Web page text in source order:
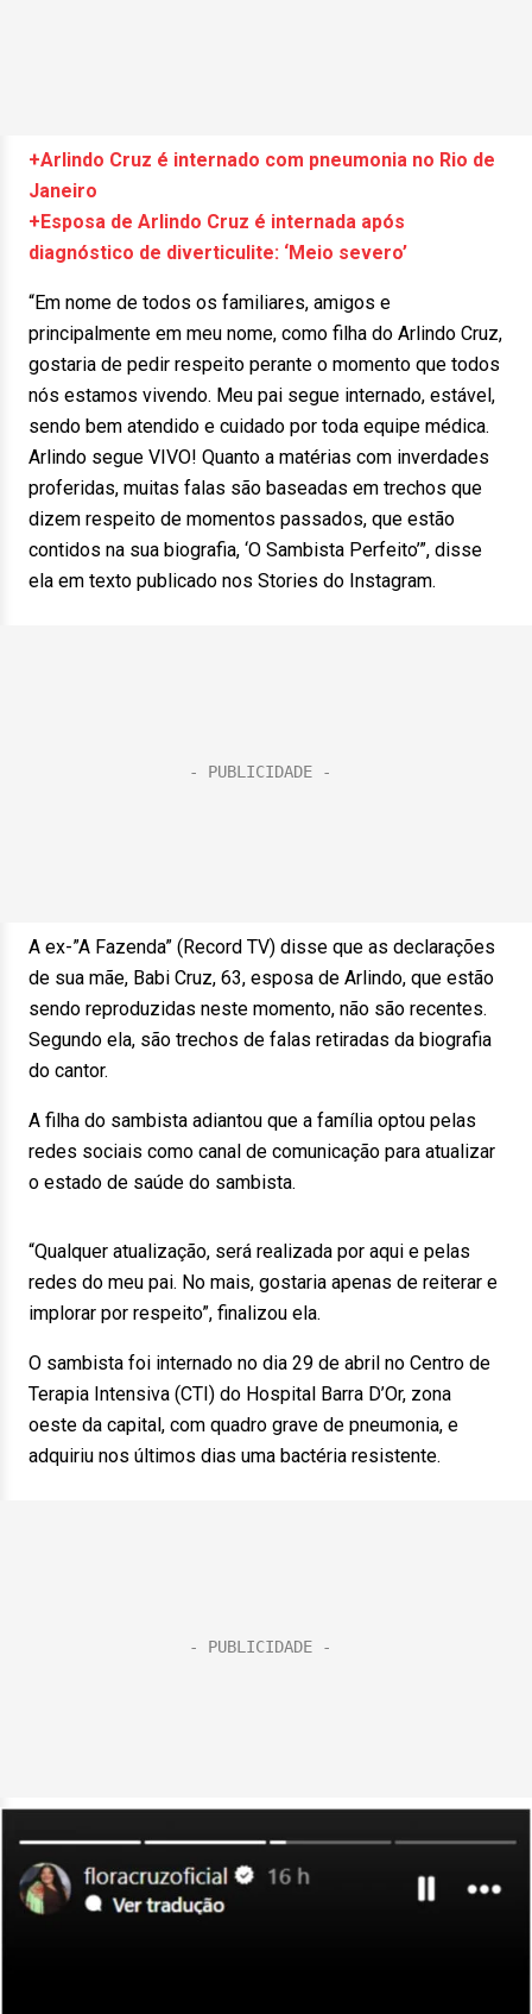
+Arlindo Cruz é internado com pneumonia no Rio de
Janeiro
+Esposa de Arlindo Cruz é internada após
diagnóstico de diverticulite: ‘Meio severo’
“Em nome de todos os familiares, amigos e
principalmente em meu nome, como filha do Arlindo Cruz,
gostaria de pedir respeito perante o momento que todos
nós estamos vivendo. Meu pai segue internado, estável,
sendo bem atendido e cuidado por toda equipe médica.
Arlindo segue VIVO! Quanto a matérias com inverdades
proferidas, muitas falas são baseadas em trechos que
dizem respeito de momentos passados, que estão
contidos na sua biografia, ‘O Sambista Perfeito’”, disse
ela em texto publicado nos Stories do Instagram.
A ex-”A Fazenda” (Record TV) disse que as declarações
de sua mãe, Babi Cruz, 63, esposa de Arlindo, que estão
sendo reproduzidas neste momento, não são recentes.
Segundo ela, são trechos de falas retiradas da biografia
do cantor.
A filha do sambista adiantou que a família optou pelas
redes sociais como canal de comunicação para atualizar
o estado de saúde do sambista.
“Qualquer atualização, será realizada por aqui e pelas
redes do meu pai. No mais, gostaria apenas de reiterar e
implorar por respeito”, finalizou ela.
O sambista foi internado no dia 29 de abril no Centro de
Terapia Intensiva (CTI) do Hospital Barra D’Or, zona
oeste da capital, com quadro grave de pneumonia, e
adquiriu nos últimos dias uma bactéria resistente.